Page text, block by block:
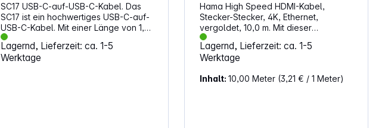
SC17 USB-C-auf-USB-C-Kabel. Das
SC17 ist ein hochwertiges USB-C-auf-
USB-C-Kabel. Mit einer Länge von 1,5
Metern ist es ideal, um USB-C-Geräte
wie den NT-USB
Mini oder RØDECaster Pro an Geräte
Lagernd, Lieferzeit: ca. 1-5
Werktage
Hama High Speed HDMI-Kabel,
Stecker-Stecker, 4K, Ethernet,
vergoldet, 10,0 m. Mit dieser
Verbindung erhältst du eine
gestochen scharfe Darstellung in 4K
mit 4096 x 2160 Bildpunkten, wodurch
sichtbar bleiben. Durch die hohe
Lagernd, Lieferzeit: ca. 1-5
Werktage
Inhalt:10,00 Meter (3,21 € / 1 Meter)